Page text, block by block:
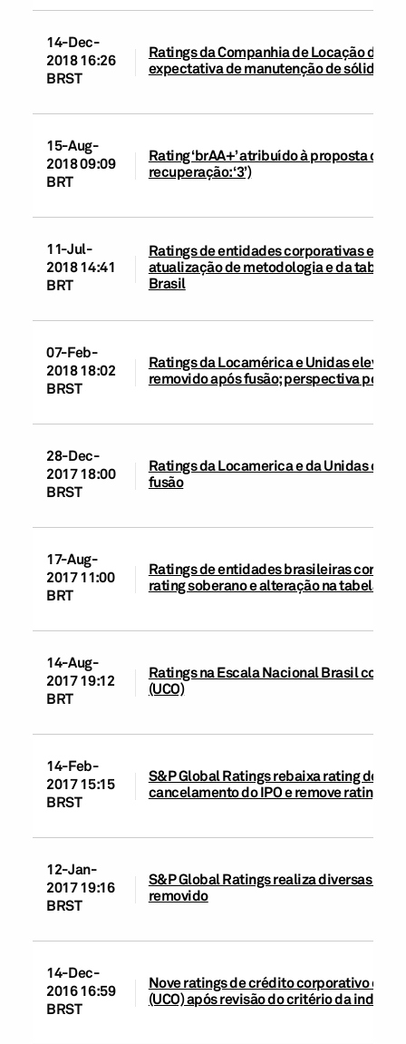
14-Dec-
2018 16:26
BRST
Ratings da Companhia de Locação das
expectativa de manutenção de sólida
15-Aug-
2018 09:09
BRT
Rating ‘brAA+’ atribuído à proposta de
recuperação: ‘3’)
11-Jul-
2018 14:41
BRT
Ratings de entidades corporativas e de
atualização de metodologia e da tabela
Brasil
07-Feb-
2018 18:02
BRST
Ratings da Locamérica e Unidas
removido após fusão; perspectiva
28-Dec-
2017 18:00
BRST
Ratings da Locamerica e da Unidas
fusão
17-Aug-
2017 11:00
BRT
Ratings de entidades brasileiras
rating soberano e alteração na tabela
14-Aug-
2017 19:12
BRT
Ratings na Escala Nacional Brasil
(UCO)
14-Feb-
2017 15:15
BRST
S&P Global Ratings rebaixa rating de
cancelamento do IPO e remove ratings
12-Jan-
2017 19:16
BRST
S&P Global Ratings realiza diversas
removido
14-Dec-
2016 16:59
BRST
Nove ratings de crédito corporativo
(UCO) após revisão do critério da